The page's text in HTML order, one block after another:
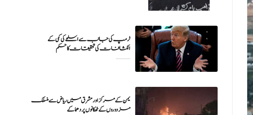
ٹرمپ کی جانب سے اسلحے کی کمی کے
انکشافات کی تحقیقات کا حکم
یمن کے مرکز اور مشرق میں ریاض سے منسلک
مزدوروں کے ٹھکانوں پر دھماکے